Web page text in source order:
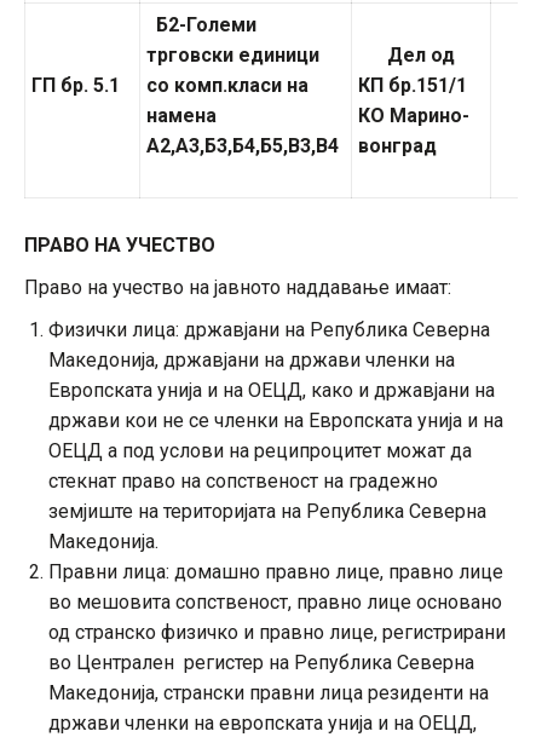
ГП бр. 5.1
Б2-Големи
трговски единици
со комп.класи на
намена
А2,А3,Б3,Б4,Б5,В3,В4
Дел од
КП бр.151/1
КО Марино-
вонград
ПРАВО НА УЧЕСТВО
Право на учество на јавното наддавање имаат:
Физички лица: државјани на Република Северна
Македонија, државјани на држави членки на
Европската унија и на ОЕЦД, како и државјани на
држави кои не се членки на Европската унија и на
ОЕЦД а под услови на реципроцитет можат да
стекнат право на сопственост на градежно
земјиште на територијата на Република Северна
Македонија.
Правни лица: домашно правно лице, правно лице
во мешовита сопственост, правно лице основано
од странско физичко и правно лице, регистрирани
во Централен регистер на Република Северна
Македонија, странски правни лица резиденти на
држави членки на европската унија и на ОЕЦД,